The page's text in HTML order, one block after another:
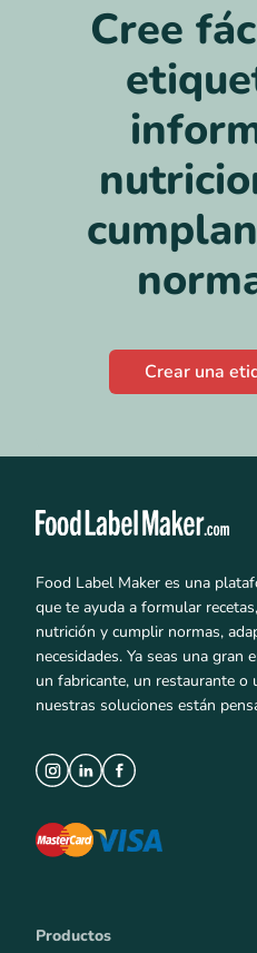
Cree
Crear una
Food Label Maker es una
que te ayuda a formular
nutrición y cumplir normas,
necesidades. Ya seas una gran
un fabricante, un restaurante o
nuestras soluciones están
Productos